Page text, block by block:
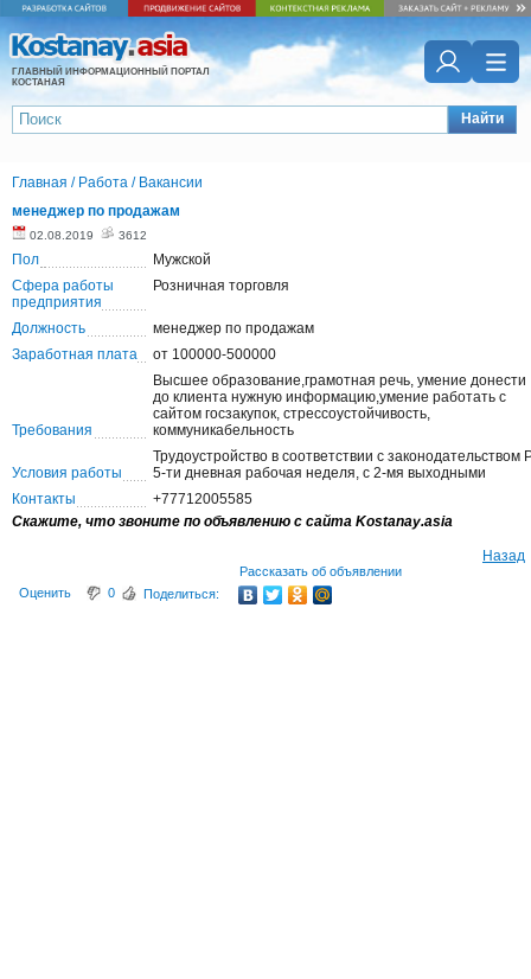
ГЛАВНЫЙ ИНФОРМАЦИОННЫЙ ПОРТАЛ
КОСТАНАЯ
Найти
Главная / Работа / Вакансии
менеджер по продажам
02.08.2019 3612
Пол
Мужской
Сфера работы
предприятия
Розничная торговля
Должность
менеджер по продажам
Заработная плата
от 100000-500000
Требования
Высшее образование,грамотная речь, умение донести
до клиента нужную информацию,умение работать с
сайтом госзакупок, стрессоустойчивость,
коммуникабельность
Условия работы
Трудоустройство в соответствии с законодательством
5-ти дневная рабочая неделя, с 2-мя выходными
Контакты
+77712005585
Скажите, что звоните по объявлению с сайта Kostanay.asia
Назад
Рассказать об объявлении
Оценить
0 Поделиться: